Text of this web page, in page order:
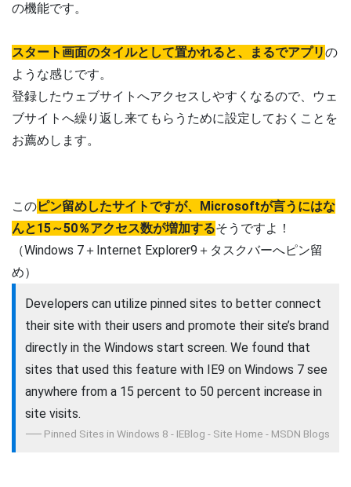
の機能です。
スタート画面のタイルとして置かれると、まるでアプリの
ような感じです。
登録したウェブサイトへアクセスしやすくなるので、ウェ
ブサイトへ繰り返し来てもらうために設定しておくことを
お薦めします。
このピン留めしたサイトですが、Microsoftが言うにはな
んと15～50％アクセス数が増加するそうですよ！
（Windows 7＋Internet Explorer9＋タスクバーへピン留
め）
Developers can utilize pinned sites to better connect
their site with their users and promote their site’s brand
directly in the Windows start screen. We found that
sites that used this feature with IE9 on Windows 7 see
anywhere from a 15 percent to 50 percent increase in
site visits.
Pinned Sites in Windows 8 - IEBlog - Site Home - MSDN Blogs